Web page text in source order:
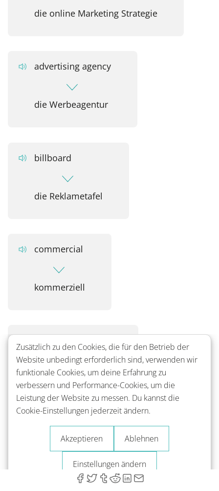
die online Marketing Strategie
advertising agency
die Werbeagentur
billboard
die Reklametafel
commercial
kommerziell
die Werbesendung
werben, veranstalten
Zusätzlich zu den Cookies, die für den Betrieb der
Website unbedingt erforderlich sind, verwenden wir
funktionale Cookies, um deine Erfahrung zu
verbessern und Performance-Cookies, um die
Leistung der Website zu messen. Du kannst die
Cookie-Einstellungen jederzeit ändern.
Akzeptieren Ablehnen
Einstellungen ändern